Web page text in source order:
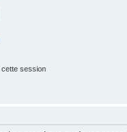
cette session